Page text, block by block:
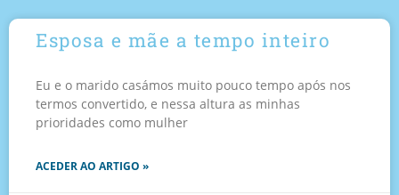
Esposa e mãe a tempo inteiro
Eu e o marido casámos muito pouco tempo após nos
termos convertido, e nessa altura as minhas
prioridades como mulher
ACEDER AO ARTIGO »